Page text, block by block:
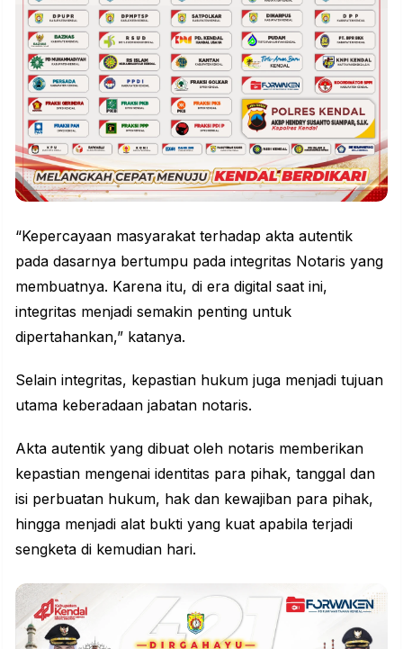
“Kepercayaan masyarakat terhadap akta autentik
pada dasarnya bertumpu pada integritas Notaris yang
membuatnya. Karena itu, di era digital saat ini,
integritas menjadi semakin penting untuk
dipertahankan,” katanya.
Selain integritas, kepastian hukum juga menjadi tujuan
utama keberadaan jabatan notaris.
Akta autentik yang dibuat oleh notaris memberikan
kepastian mengenai identitas para pihak, tanggal dan
isi perbuatan hukum, hak dan kewajiban para pihak,
hingga menjadi alat bukti yang kuat apabila terjadi
sengketa di kemudian hari.